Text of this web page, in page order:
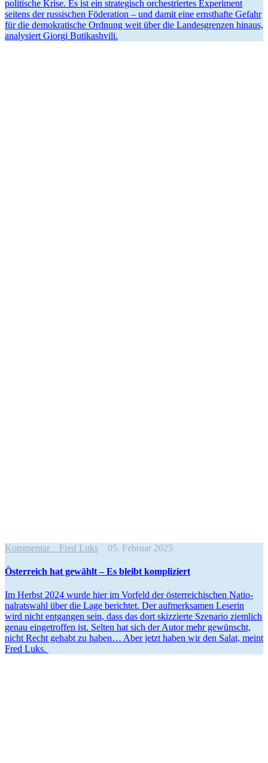
po­li­tische Krise. Es ist ein strate­gisch orches­triertes Experiment
seitens der russi­schen Föderation – und damit eine ernst­hafte Gefahr
für die demokra­tische Ordnung weit über die Landes­grenzen hinaus,
analy­siert Giorgi Butikashvili.
Kommentar Fred Luks 05. Februar 2025
Öster­reich hat gewählt – Es bleibt kompliziert
Im Herbst 2024 wurde hier im Vorfeld der öster­rei­chi­schen Natio­
nal­ratswahl über die Lage berichtet. Der aufmerk­samen Leserin
wird nicht entgangen sein, dass das dort skizzierte Szenario ziemlich
genau einge­troffen ist. Selten hat sich der Autor mehr gewünscht,
nicht Recht gehabt zu haben… Aber jetzt haben wir den Salat, meint
Fred Luks.